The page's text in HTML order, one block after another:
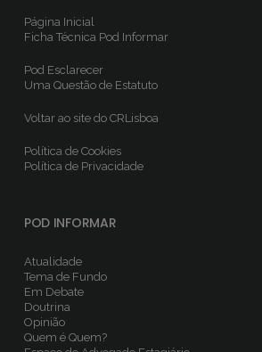
Página Inicial
Ficha TécnicaPod Informar
Pod Esclarecer
Uma Questão de Estatuto
Voltar ao site do CRLisboa
Política de Cookies
Política de Privacidade
POD INFORMAR
Atualidade
Tema de Fundo
Em Debate
Doutrina
Opinião
Quem é Quem?